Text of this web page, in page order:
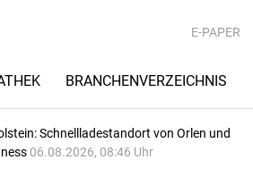
E-PAPER
BRANCHENVERZEICHNIS
Schnellladestandort von Orlen und
06.08.2026, 08:46 Uhr